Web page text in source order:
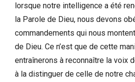
lorsque notre intelligence a été
la Parole de Dieu, nous devons
commandements qui nous
de Dieu. Ce n’est que de cette
entraînerons à reconnaître la voix
à la distinguer de celle de notre